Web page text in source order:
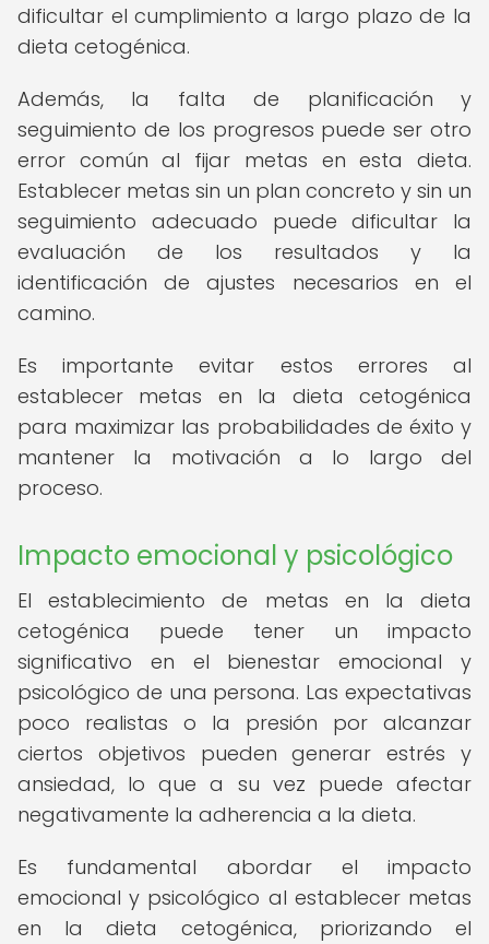
dificultar el cumplimiento a largo plazo de la
dieta cetogénica.
Además, la falta de planificación y
seguimiento de los progresos puede ser otro
error común al fijar metas en esta dieta.
Establecer metas sin un plan concreto y sin un
seguimiento adecuado puede dificultar la
evaluación de los resultados y la
identificación de ajustes necesarios en el
camino.
Es importante evitar estos errores al
establecer metas en la dieta cetogénica
para maximizar las probabilidades de éxito y
mantener la motivación a lo largo del
proceso.
Impacto emocional y psicológico
El establecimiento de metas en la dieta
cetogénica puede tener un impacto
significativo en el bienestar emocional y
psicológico de una persona. Las expectativas
poco realistas o la presión por alcanzar
ciertos objetivos pueden generar estrés y
ansiedad, lo que a su vez puede afectar
negativamente la adherencia a la dieta.
Es fundamental abordar el impacto
emocional y psicológico al establecer metas
en la dieta cetogénica, priorizando el